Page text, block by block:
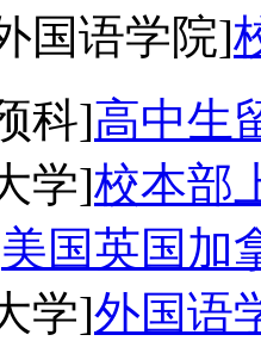
国语学院]
科]高中生
学]校本部
美国英国加
学]外国语